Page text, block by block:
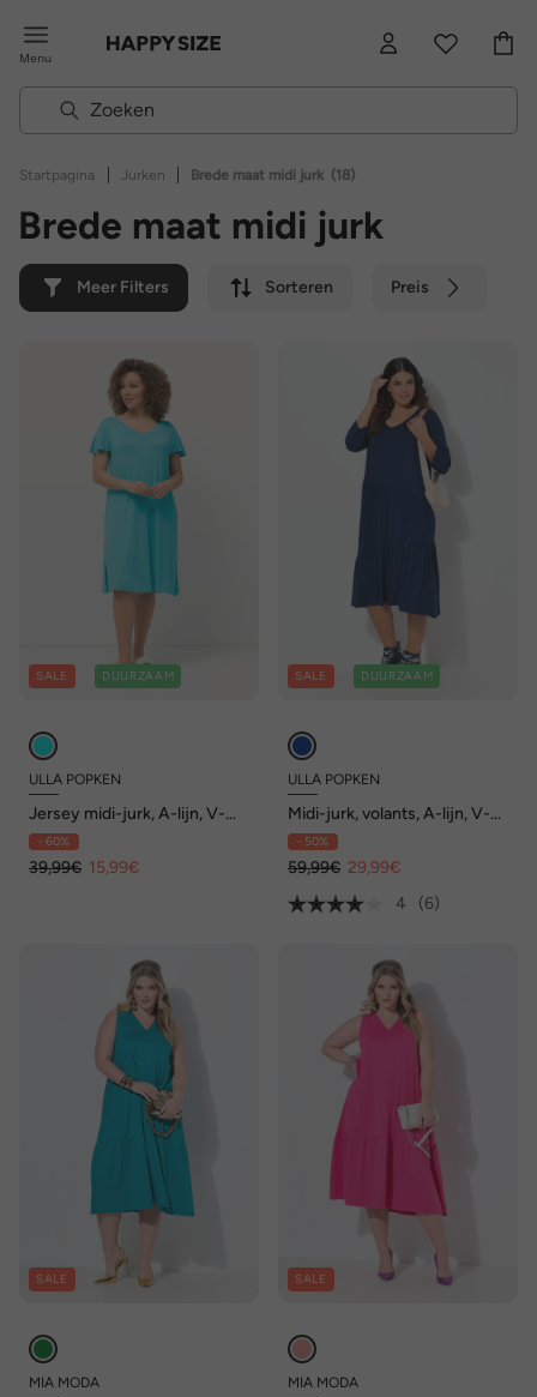
Menu
Startpagina | Jurken | Brede maat midi jurk (18)
Brede maat midi jurk
Meer Filters Sorteren Preis
SALE DUURZAAM
ULLA POPKEN
Jersey midi-jurk, A-lijn, V-
hals, cupmouwen
- 60%
39,99€ 15,99€
SALE DUURZAAM
ULLA POPKEN
Midi-jurk, volants, A-lijn, V-
hals, 3/4-mouwen
- 50%
59,99€ 29,99€
4
(6)
SALE
MIA MODA
SALE
MIA MODA